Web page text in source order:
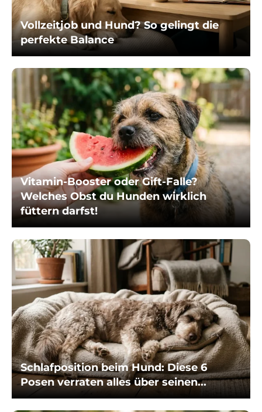
Vollzeitjob und Hund? So gelingt die
perfekte Balance
Vitamin-Booster oder Gift-Falle?
Welches Obst du Hunden wirklich
füttern darfst!
Schlafposition beim Hund: Diese 6
Posen verraten alles über seinen...